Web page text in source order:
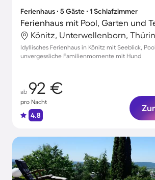
Ferienhaus ∙ 5 Gäste ∙ 1 Schlafzimmer
Könitz, Unterwellenborn,
Idyllisches Ferienhaus in Könitz mit Seeblick,
unvergessliche Familienmomente mit Hund
ab 92 €
pro Nacht
4.8